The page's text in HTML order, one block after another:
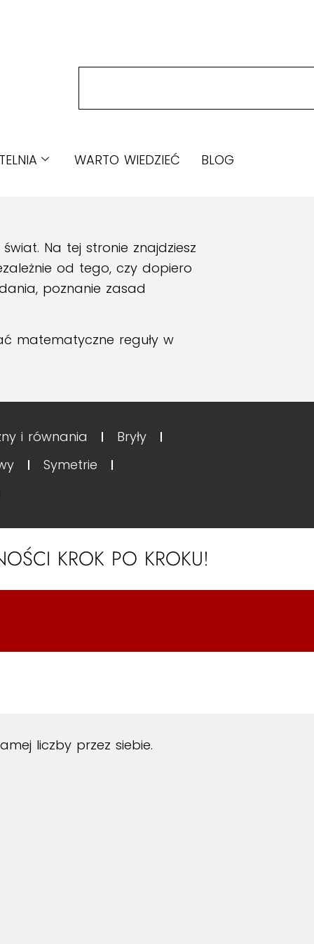
WARTO WIEDZIEĆ
BLOG
Na tej stronie znajdziesz
od tego, czy dopiero
poznanie zasad
matematyczne reguły w
i równania
Bryły
Symetrie
KROK PO KROKU!
liczby przez siebie.